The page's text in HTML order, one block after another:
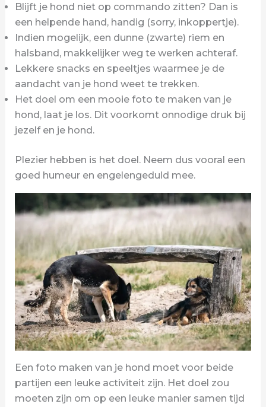
Blijft je hond niet op commando zitten? Dan is
een helpende hand, handig (sorry, inkoppertje).
Indien mogelijk, een dunne (zwarte) riem en
halsband, makkelijker weg te werken achteraf.
Lekkere snacks en speeltjes waarmee je de
aandacht van je hond weet te trekken.
Het doel om een mooie foto te maken van je
hond, laat je los. Dit voorkomt onnodige druk bij
jezelf en je hond.
Plezier hebben is het doel. Neem dus vooral een
goed humeur en engelengeduld mee.
Een foto maken van je hond moet voor beide
partijen een leuke activiteit zijn. Het doel zou
moeten zijn om op een leuke manier samen tijd